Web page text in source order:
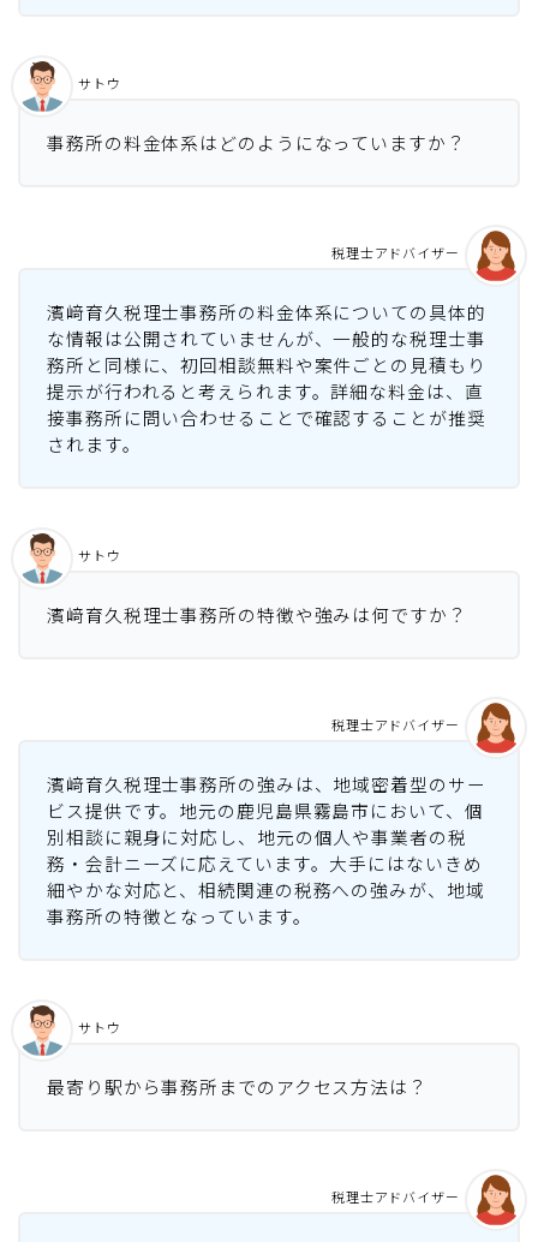
事務所の料金体系はどのようになっていますか？
サトウ
濱﨑育久税理士事務所の料金体系についての具体的
な情報は公開されていませんが、一般的な税理士事
務所と同様に、初回相談無料や案件ごとの見積もり
提示が行われると考えられます。詳細な料金は、直
接事務所に問い合わせることで確認することが推奨
されます。
税理士アドバイザー
濱﨑育久税理士事務所の特徴や強みは何ですか？
サトウ
濱﨑育久税理士事務所の強みは、地域密着型のサー
ビス提供です。地元の鹿児島県霧島市において、個
別相談に親身に対応し、地元の個人や事業者の税
務・会計ニーズに応えています。大手にはないきめ
細やかな対応と、相続関連の税務への強みが、地域
事務所の特徴となっています。
税理士アドバイザー
最寄り駅から事務所までのアクセス方法は？
サトウ
税理士アドバイザー